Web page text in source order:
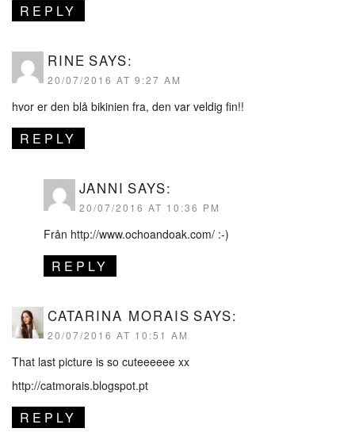
REPLY
RINE SAYS:
20/07/2016 AT 9:27 AM
hvor er den blå bikinien fra, den var veldig fin!!
REPLY
JANNI SAYS:
20/07/2016 AT 10:36 PM
Från http://www.ochoandoak.com/ :-)
REPLY
CATARINA MORAIS SAYS:
20/07/2016 AT 10:51 AM
That last picture is so cuteeeeee xx
http://catmorais.blogspot.pt
REPLY